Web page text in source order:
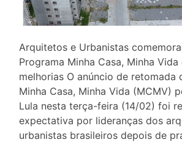
Arquitetos e Urbanistas
Programa Minha Casa, Minha
melhorias O anúncio de retomada
Minha Casa, Minha Vida (MCMV)
Lula nesta terça-feira (14/02) foi
expectativa por lideranças dos
urbanistas brasileiros depois de